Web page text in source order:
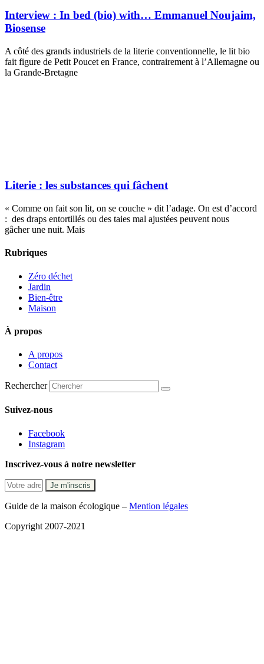
Interview : In bed (bio) with… Emmanuel Noujaim,
Biosense
A côté des grands industriels de la literie conventionnelle, le lit bio
fait figure de Petit Poucet en France, contrairement à l’Allemagne ou
la Grande-Bretagne
Literie : les substances qui fâchent
« Comme on fait son lit, on se couche » dit l’adage. On est d’accord
: des draps entortillés ou des taies mal ajustées peuvent nous
gâcher une nuit. Mais
Rubriques
Zéro déchet
Jardin
Bien-être
Maison
À propos
A propos
Contact
Rechercher
Suivez-nous
Facebook
Instagram
Inscrivez-vous à notre newsletter
Guide de la maison écologique – Mention légales
Copyright 2007-2021